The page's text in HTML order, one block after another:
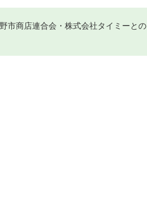
市商店連合会・株式会社タイミーとの